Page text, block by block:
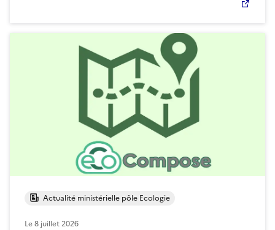
Actualité ministérielle pôle Ecologie
Le8 juillet 2026